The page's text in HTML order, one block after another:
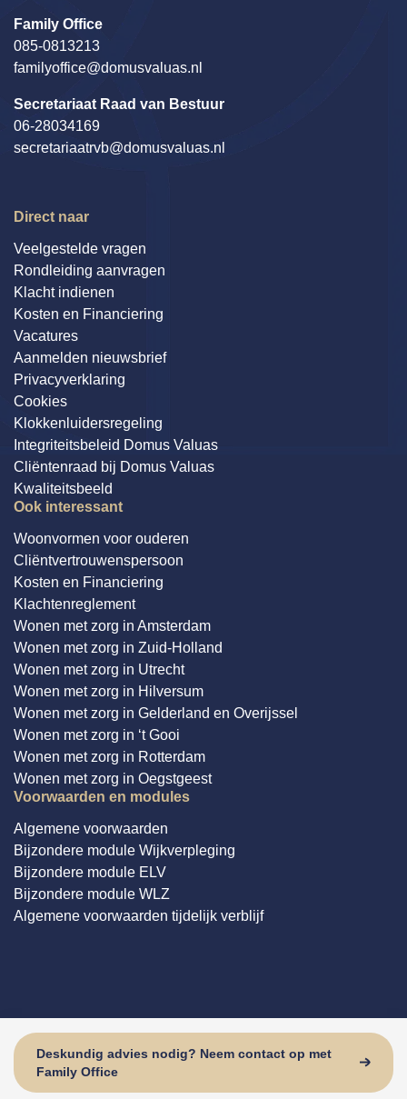
Deskundig advies nodig? Neem contact op met
Family Office
Family Office
085-0813213
familyoffice@domusvaluas.nl
Secretariaat Raad van Bestuur
06-28034169
secretariaatrvb@domusvaluas.nl
Direct naar
Veelgestelde vragen
Rondleiding aanvragen
Klacht indienen
Kosten en Financiering
Vacatures
Aanmelden nieuwsbrief
Privacyverklaring
Cookies
Klokkenluidersregeling
Integriteitsbeleid Domus Valuas
Cliëntenraad bij Domus Valuas
Kwaliteitsbeeld
Ook interessant
Woonvormen voor ouderen
Cliëntvertrouwenspersoon
Kosten en Financiering
Klachtenreglement
Wonen met zorg in Amsterdam
Wonen met zorg in Zuid-Holland
Wonen met zorg in Utrecht
Wonen met zorg in Hilversum
Wonen met zorg in Gelderland en Overijssel
Wonen met zorg in ‘t Gooi
Wonen met zorg in Rotterdam
Wonen met zorg in Oegstgeest
Voorwaarden en modules
Algemene voorwaarden
Bijzondere module Wijkverpleging
Bijzondere module ELV
Bijzondere module WLZ
Algemene voorwaarden tijdelijk verblijf
Website door: Sturdy Digital